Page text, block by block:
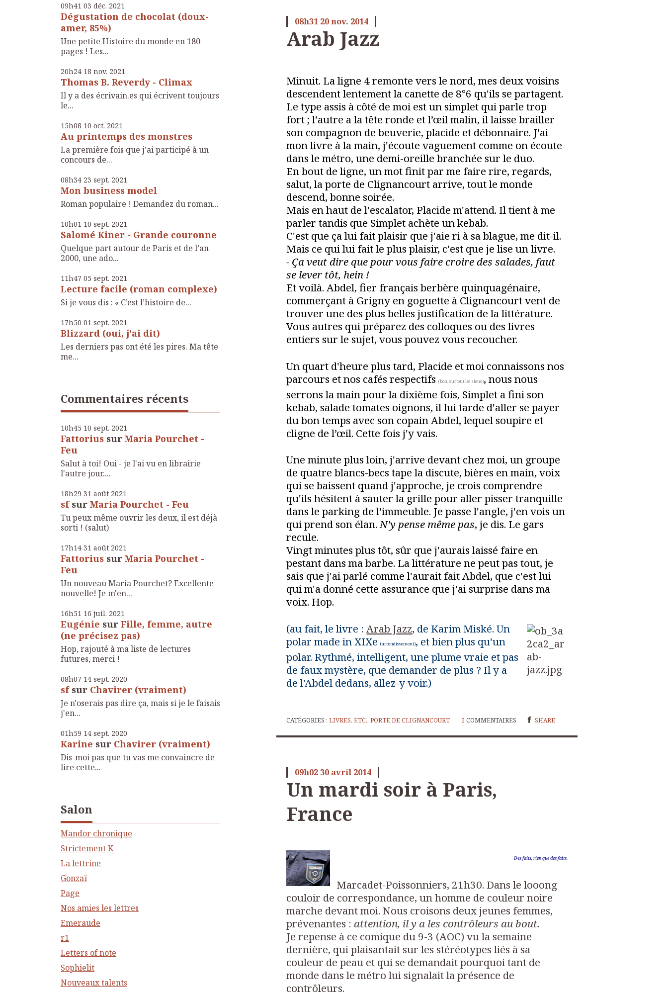
09h41 03 déc. 2021
Dégustation de chocolat (doux-
amer, 85%)
Une petite Histoire du monde en 180
pages ! Les...
20h24 18 nov. 2021
Thomas B. Reverdy - Climax
Il y a des écrivain.es qui écrivent toujours
le...
15h08 10 oct. 2021
Au printemps des monstres
La première fois que j’ai participé à un
concours de...
08h34 23 sept. 2021
Mon business model
Roman populaire ! Demandez du roman...
10h01 10 sept. 2021
Salomé Kiner - Grande couronne
Quelque part autour de Paris et de l’an
2000, une ado...
11h47 05 sept. 2021
Lecture facile (roman complexe)
Si je vous dis : « C’est l’histoire de...
17h50 01 sept. 2021
Blizzard (oui, j'ai dit)
Les derniers pas ont été les pires. Ma tête
me...
Commentaires récents
10h45 10 sept. 2021
Fattorius sur Maria Pourchet -
Feu
Salut à toi! Oui - je l'ai vu en librairie
l'autre jour....
18h29 31 août 2021
sfsur Maria Pourchet - Feu
Tu peux même ouvrir les deux, il est déjà
sorti ! (salut)
17h14 31 août 2021
Fattorius sur Maria Pourchet -
Feu
Un nouveau Maria Pourchet? Excellente
nouvelle! Je m'en...
16h51 16 juil. 2021
Eugénie sur Fille, femme, autre
(ne précisez pas)
Hop, rajouté à ma liste de lectures
futures, merci !
08h07 14 sept. 2020
sfsur Chavirer (vraiment)
Je n'oserais pas dire ça, mais si je le faisais
j'en...
01h59 14 sept. 2020
Karine sur Chavirer (vraiment)
Dis-moi pas que tu vas me convaincre de
lire cette...
Salon
Mandor chronique
Strictement K
La lettrine
Gonzaï
Page
Nos amies les lettres
Emeraude
r1
Letters of note
Sophielit
Nouveaux talents
08h31 20nov. 2014
Arab Jazz
Minuit. La ligne 4 remonte vers le nord, mes deux voisins
descendent lentement la canette de 8°6 qu'ils se partagent.
Le type assis à côté de moi est un simplet qui parle trop
fort ; l'autre a la tête ronde et l’œil malin, il laisse brailler
son compagnon de beuverie, placide et débonnaire. J'ai
mon livre à la main, j'écoute vaguement comme on écoute
dans le métro, une demi-oreille branchée sur le duo.
En bout de ligne, un mot finit par me faire rire, regards,
salut, la porte de Clignancourt arrive, tout le monde
descend, bonne soirée.
Mais en haut de l'escalator, Placide m'attend. Il tient à me
parler tandis que Simplet achète un kebab.
C'est que ça lui fait plaisir que j'aie ri à sa blague, me dit-il.
Mais ce qui lui fait le plus plaisir, c'est que je lise un livre.
- Ça veut dire que pour vous faire croire des salades, faut
se lever tôt, hein !
Et voilà. Abdel, fier français berbère quinquagénaire,
commerçant à Grigny en goguette à Clignancourt vent de
trouver une des plus belles justification de la littérature.
Vous autres qui préparez des colloques ou des livres
entiers sur le sujet, vous pouvez vous recoucher.
Un quart d'heure plus tard, Placide et moi connaissons nos
parcours et nos cafés respectifs(bon, surtout les siens), nous nous
serrons la main pour la dixième fois, Simplet a fini son
kebab, salade tomates oignons, il lui tarde d'aller se payer
du bon temps avec son copain Abdel, lequel soupire et
cligne de l’œil. Cette fois j'y vais.
Une minute plus loin, j'arrive devant chez moi, un groupe
de quatre blancs-becs tape la discute, bières en main, voix
qui se baissent quand j'approche, je crois comprendre
qu'ils hésitent à sauter la grille pour aller pisser tranquille
dans le parking de l'immeuble. Je passe l'angle, j'en vois un
qui prend son élan.N'y pense même pas, je dis. Le gars
recule.
Vingt minutes plus tôt, sûr que j'aurais laissé faire en
pestant dans ma barbe. La littérature ne peut pas tout, je
sais que j'ai parlé comme l'aurait fait Abdel, que c'est lui
qui m'a donné cette assurance que j'ai surprise dans ma
voix. Hop.
(au fait, le livre : Arab Jazz, de Karim Miské. Un
polar made in XIXe(arrondissement), et bien plus qu'un
polar. Rythmé, intelligent, une plume vraie et pas
de faux mystère, que demander de plus ? Il y a
de l'Abdel dedans, allez-y voir.)
CATÉGORIES :LIVRES, ETC.,PORTE DE CLIGNANCOURT 2 COMMENTAIRES SHARE
09h02 30 avril 2014
Un mardi soir à Paris,
France
Des faits, rien que des faits.
Marcadet-Poissonniers, 21h30. Dans le looong
couloir de correspondance, un homme de couleur noire
marche devant moi. Nous croisons deux jeunes femmes,
prévenantes : attention, il y a les contrôleurs au bout.
Je repense à ce comique du 9-3 (AOC) vu la semaine
dernière, qui plaisantait sur les stéréotypes liés à sa
couleur de peau et qui se demandait pourquoi tant de
monde dans le métro lui signalait la présence de
contrôleurs.